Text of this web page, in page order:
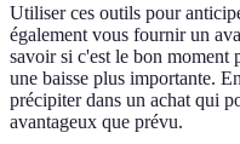
Utiliser ces outils pour
également vous fournir un
savoir si c'est le bon moment
une baisse plus importante.
précipiter dans un achat qui
avantageux que prévu.